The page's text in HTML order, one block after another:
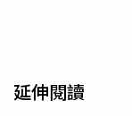
延伸閱讀